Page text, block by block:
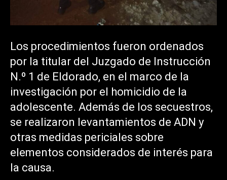
Los procedimientos fueron ordenados
por la titular del Juzgado de Instrucción
N.º 1 de Eldorado, en el marco de la
investigación por el homicidio de la
adolescente. Además de los secuestros,
se realizaron levantamientos de ADN y
otras medidas periciales sobre
elementos considerados de interés para
la causa.